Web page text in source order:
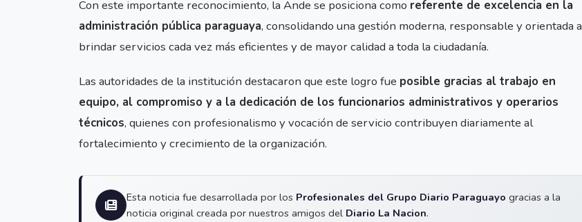
Con este importante reconocimiento, la Ande se posiciona como referente de excelencia en la
administración pública paraguaya, consolidando una gestión moderna, responsable y orientada a
brindar servicios cada vez más eficientes y de mayor calidad a toda la ciudadanía.
Las autoridades de la institución destacaron que este logro fue posible gracias al trabajo en
equipo, al compromiso y a la dedicación de los funcionarios administrativos y operarios
técnicos, quienes con profesionalismo y vocación de servicio contribuyen diariamente al
fortalecimiento y crecimiento de la organización.
Esta noticia fue desarrollada por los Profesionales del Grupo Diario Paraguayo gracias a la
noticia original creada por nuestros amigos del Diario La Nacion.